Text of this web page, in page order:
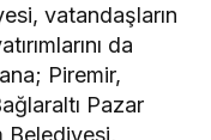
vatandaşların
da
Piremir,
Pazar
Belediyesi,